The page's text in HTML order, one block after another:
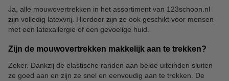
Ja, alle mouwovertrekken in het assortiment van 123schoon.nl
zijn volledig latexvrij. Hierdoor zijn ze ook geschikt voor mensen
met een latexallergie of een gevoelige huid.
Zijn de mouwovertrekken makkelijk aan te trekken?
Zeker. Dankzij de elastische randen aan beide uiteinden sluiten
ze goed aan en zijn ze snel en eenvoudig aan te trekken. De